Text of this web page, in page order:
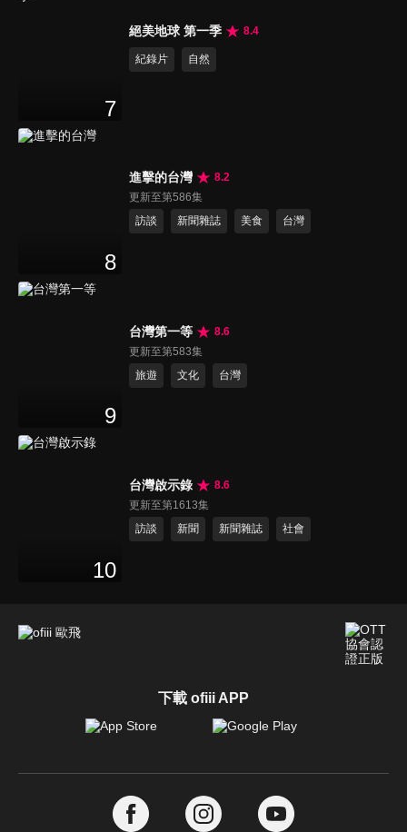
7
絕美地球 第一季 8.4
紀錄片 自然
8
進擊的台灣
8.2
更新至第586集
訪談
新聞雜誌 美食 台灣
9
台灣第一等
8.6
更新至第583集
旅遊
文化 台灣
10
台灣啟示錄
8.6
更新至第1613集
訪談
新聞 新聞雜誌 社會
下載 ofiii APP